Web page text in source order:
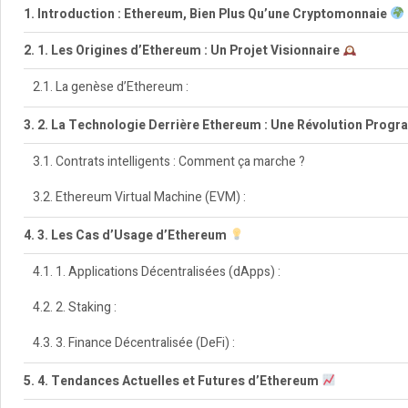
Introduction : Ethereum, Bien Plus Qu’une Cryptomonnaie
1. Les Origines d’Ethereum : Un Projet Visionnaire
La genèse d’Ethereum :
2. La Technologie Derrière Ethereum : Une Révolution
Contrats intelligents : Comment ça marche ?
Ethereum Virtual Machine (EVM) :
3. Les Cas d’Usage d’Ethereum
1. Applications Décentralisées (dApps) :
2. Staking :
3. Finance Décentralisée (DeFi) :
4. Tendances Actuelles et Futures d’Ethereum